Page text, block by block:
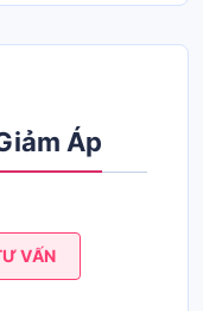
Áp
VẤN